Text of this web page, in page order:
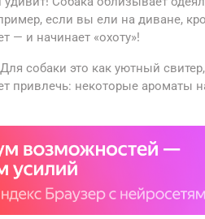
если вы ели на диване,
— и начинает «охоту»!
собаки это как уютный
привлечь: некоторые ароматы